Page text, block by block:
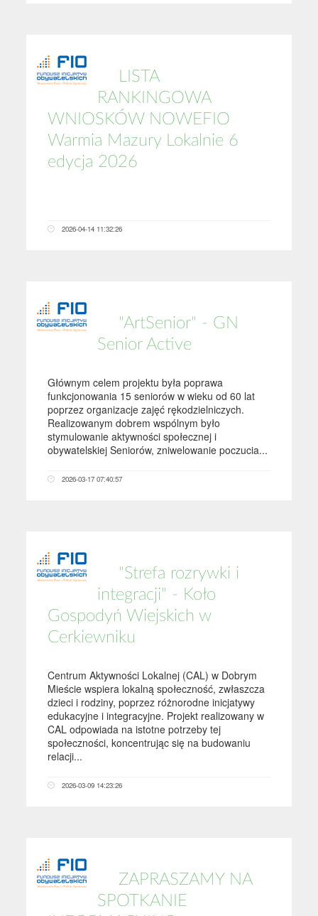
LISTA
RANKINGOWA
WNIOSKÓW NOWEFIO
Warmia Mazury Lokalnie 6
edycja 2026
2026-04-14 11:32:26
"ArtSenior" - GN
Senior Active
Głównym celem projektu była poprawa
funkcjonowania 15 seniorów w wieku od 60 lat
poprzez organizacje zajęć rękodzielniczych.
Realizowanym dobrem wspólnym było
stymulowanie aktywności społecznej i
obywatelskiej Seniorów, zniwelowanie poczucia...
2026-03-17 07:40:57
"Strefa rozrywki i
integracji" - Koło
Gospodyń Wiejskich w
Cerkiewniku
Centrum Aktywności Lokalnej (CAL) w Dobrym
Mieście wspiera lokalną społeczność, zwłaszcza
dzieci i rodziny, poprzez różnorodne inicjatywy
edukacyjne i integracyjne. Projekt realizowany w
CAL odpowiada na istotne potrzeby tej
społeczności, koncentrując się na budowaniu
relacji...
2026-03-09 14:23:26
ZAPRASZAMY NA
SPOTKANIE